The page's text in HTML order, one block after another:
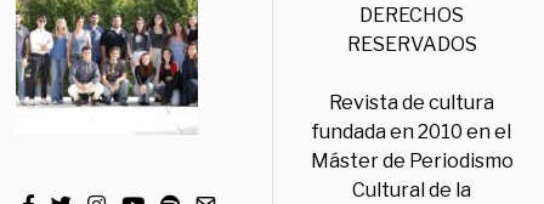
DERECHOS
RESERVADOS
Revista de cultura
fundada en 2010 en el
Máster de Periodismo
Cultural de la